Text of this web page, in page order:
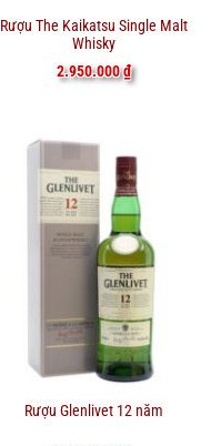
Rượu The Kaikatsu Single Malt
Whisky
2.950.000₫
Rượu Glenlivet 12 năm